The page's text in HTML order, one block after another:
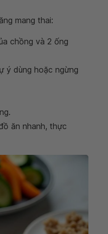
mang thai:
chồng và 2 ống
ý dùng hoặc ngừng
ăn nhanh, thực